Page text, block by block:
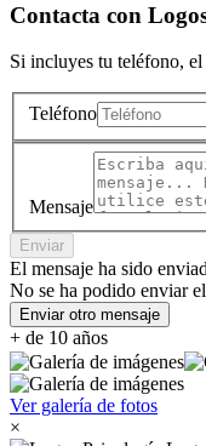
Contacta con
Si incluyes tu teléfono,
Teléfono
Mensaje
Enviar
El mensaje ha sido
No se ha podido enviar
Enviar otro mensaje
+ de 10 años
Ver galería de fotos
×